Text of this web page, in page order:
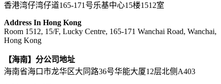
香港湾仔湾仔道165-171号乐基中心15楼1512室
Address In Hong Kong
Room 1512, 15/F, Lucky Centre, 165-171 Wanchai Road, Wanchai,
Hong Kong
【海南】分公司地址
海南省海口市龙华区大同路36号华能大厦12层北侧A403